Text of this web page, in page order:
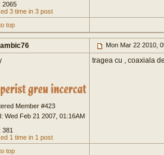
2065
3 time in 3 post
top
Mon Mar 22 2010,
Member #423
Wed Feb 21 2007, 01:16AM
381
1 time in 1 post
tragea cu , coaxiala
top